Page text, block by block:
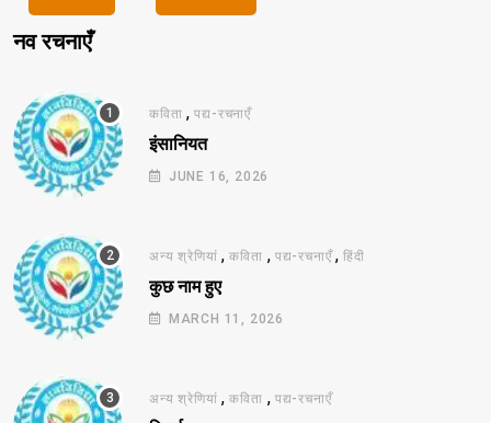
नव रचनाएँ
कविता ,पद्य-रचनाएँ
इंसानियत
JUNE 16, 2026
अन्य श्रेणियां ,कविता , पद्य-रचनाएँ,हिंदी
कुछ नाम हुए
MARCH 11, 2026
अन्य श्रेणियां ,कविता , पद्य-रचनाएँ